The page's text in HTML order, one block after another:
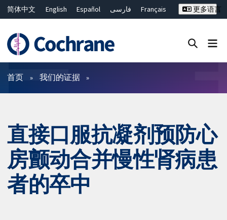
简体中文 English Español فارسی
Français
ไทย
繁體中文
更多语言
过滤
首页 我们的证据
直接口服抗凝剂预防心
房颤动合并慢性肾病患
者的卒中